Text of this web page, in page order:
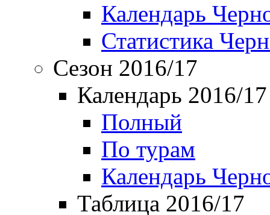
Календарь
Статистика
Сезон 2016/17
Календарь 2016/17
Полный
По турам
Календарь
Таблица 2016/17